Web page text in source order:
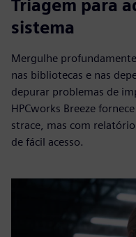
Triagem para
sistema
Mergulhe
nas bibliotecas e nas
depurar problemas de
HPCworks Breeze
strace, mas com
de fácil acesso.